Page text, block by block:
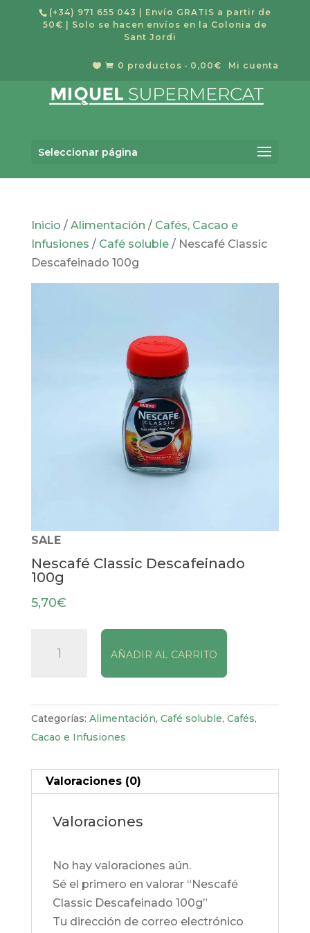
(+34) 971 655 043
| Envío GRATIS a partir de
50€ | Solo se hacen envíos en la Colonia de
Sant Jordi
Mi cuenta
  0 productos 0,00€
Seleccionar página
de
productos
Inicio / Alimentación / Cafés, Cacao e
Infusiones / Café soluble/ Nescafé Classic
Descafeinado 100g
SALE
Nescafé Classic Descafeinado
100g
5,70€
Classic
Descafeinado
cantidad
AÑADIR AL CARRITO
Categorías: Alimentación, Café soluble, Cafés,
Cacao e Infusiones
Valoraciones (0)
Valoraciones
No hay valoraciones aún.
Sé el primero en valorar “Nescafé
Classic Descafeinado 100g”
Tu dirección de correo electrónico